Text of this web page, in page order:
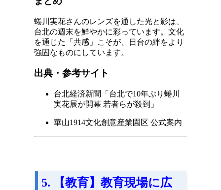
蜷川実花さんのレンズを通した光と影は、
台北の週末を鮮やかに彩っています。文化
を通じた「共感」こそが、日台の絆をより
強固なものにしています。
出典・参考サイト
台北経済新聞「台北で10年ぶり蜷川
実花展が開幕 若者らが殺到」
華山1914文化創意産業園区 公式案内
5. 【教育】教育現場に広